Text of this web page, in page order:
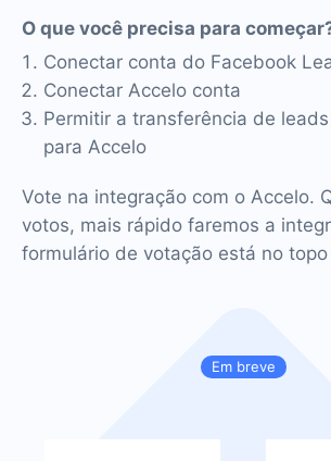
Em breve
O que você precisa para
Conectar conta do Facebook
Conectar Accelo conta
Permitir a transferência de
para Accelo
Vote na integração com o Accelo.
votos, mais rápido faremos a
formulário de votação está no